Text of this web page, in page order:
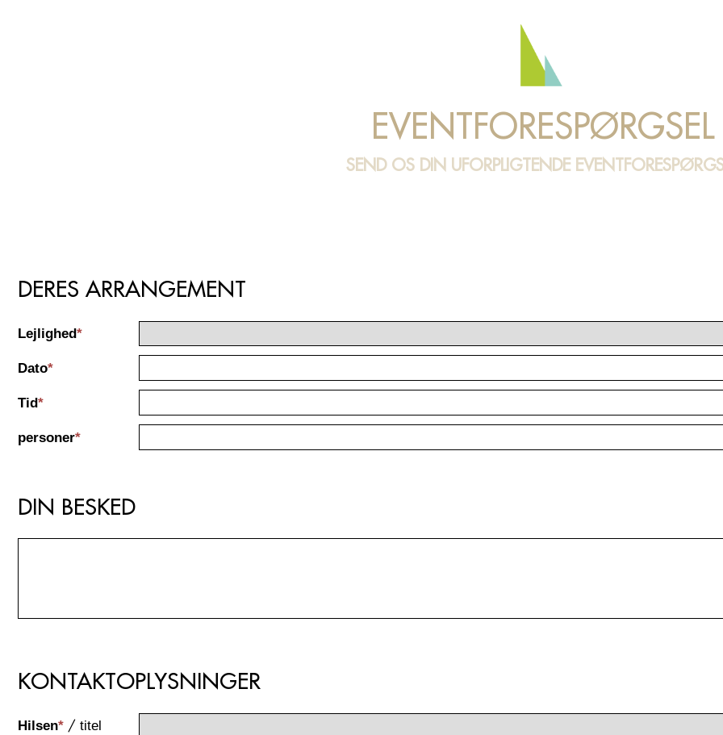
EVENTFORESPØRGSEL
SEND OS DIN UFORPLIGTENDE
DERES ARRANGEMENT
Lejlighed*
Dato*
Tid*
personer*
DIN BESKED
KONTAKTOPLYSNINGER
Hilsen* / titel